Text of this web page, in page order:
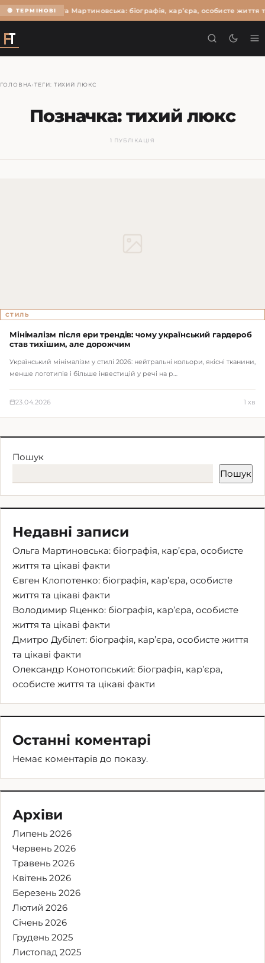
🔴 ТЕРМІНОВІОльга Мартиновська: біографія, кар’єра, особисте життя
ГОЛОВНА ›ТЕГИ: ТИХИЙ ЛЮКС
Позначка:тихий люкс
1 ПУБЛІКАЦІЯ
СТИЛЬ
Мінімалізм після ери трендів: чому український гардероб
став тихішим, але дорожчим
Український мінімалізм у стилі 2026: нейтральні кольори, якісні тканини,
менше логотипів і більше інвестицій у речі на р…
23.04.2026 1 хв
Пошук
Пошук
Недавні записи
Ольга Мартиновська: біографія, кар’єра, особисте
життя та цікаві факти
Євген Клопотенко: біографія, кар’єра, особисте
життя та цікаві факти
Володимир Яценко: біографія, кар’єра, особисте
життя та цікаві факти
Дмитро Дубілет: біографія, кар’єра, особисте життя
та цікаві факти
Олександр Конотопський: біографія, кар’єра,
особисте життя та цікаві факти
Останні коментарі
Немає коментарів до показу.
Архіви
Липень 2026
Червень 2026
Травень 2026
Квітень 2026
Березень 2026
Лютий 2026
Січень 2026
Грудень 2025
Листопад 2025